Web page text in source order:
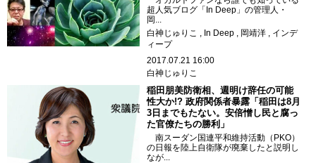
超人気ブログ「In Deep」の管理人・
岡...
白神じゅりこ
In Deep 岡靖洋
インデ
ィープ
2017.07.21 16:00
白神じゅりこ
稲田朋美防衛相、週明け辞任の可能
性大か!? 政府関係者暴露「稲田は8月
3日までもたない。安倍憎し民と腐っ
た官僚たちの勝利」
南スーダン国連平和維持活動（PKO）
の日報を陸上自衛隊が廃棄したと説明し
なが...